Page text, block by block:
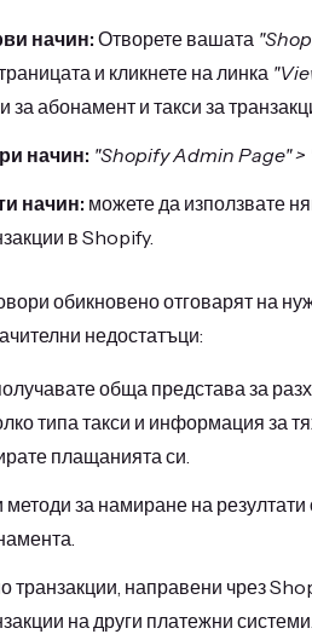
начин: Отворете вашата
и кликнете на линка
за абонамент и такси за
начин: "Shopify Admin Page" >
начин: можете да използвате
в Shopify.
обикновено отговарят на
недостатъци:
обща представа за
типа такси и информация за
плащанията си.
методи за намиране на
транзакции, направени чрез
на други платежни системи.